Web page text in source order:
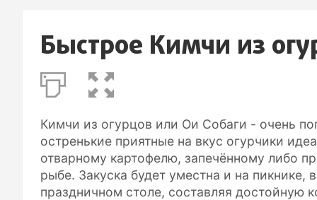
Быстрое Кимчи из
Кимчи из огурцов или Ои Собаги - очень
остренькие приятные на вкус огурчики
отварному картофелю, запечённому либо
рыбе. Закуска будет уместна и на пикнике,
праздничном столе, составляя